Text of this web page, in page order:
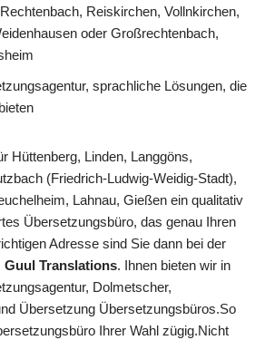
Reiskirchen, Vollnkirchen,
oder Großrechtenbach,
sprachliche Lösungen, die
Hüttenberg, Linden, Langgöns,
(Friedrich-Ludwig-Weidig-Stadt),
Lahnau, Gießen ein qualitativ
Übersetzungsbüro, das genau Ihren
Adresse sind Sie dann bei der
Guul Translations. Ihnen bieten wir in
Dolmetscher,
Übersetzung Übersetzungsbüros.So
Ihrer Wahl zügig.Nicht